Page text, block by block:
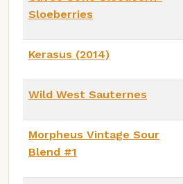
Sloeberries
Kerasus (2014)
Wild West Sauternes
Morpheus Vintage Sour
Blend #1